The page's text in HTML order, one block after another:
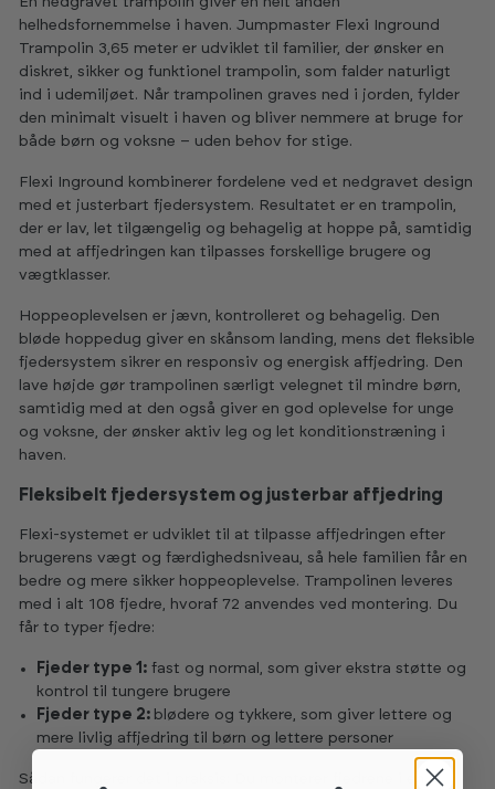
helhedsfornemmelse i haven. Jumpmaster Flexi Inground
Trampolin 3,65 meter er udviklet til familier, der ønsker en
diskret, sikker og funktionel trampolin, som falder naturligt
ind i udemiljøet. Når trampolinen graves ned i jorden, fylder
den minimalt visuelt i haven og bliver nemmere at bruge for
både børn og voksne – uden behov for stige.
Flexi Inground kombinerer fordelene ved et nedgravet design
med et justerbart fjedersystem. Resultatet er en trampolin,
der er lav, let tilgængelig og behagelig at hoppe på, samtidig
med at affjedringen kan tilpasses forskellige brugere og
vægtklasser.
Hoppeoplevelsen er jævn, kontrolleret og behagelig. Den
bløde hoppedug giver en skånsom landing, mens det fleksible
fjedersystem sikrer en responsiv og energisk affjedring. Den
lave højde gør trampolinen særligt velegnet til mindre børn,
samtidig med at den også giver en god oplevelse for unge
og voksne, der ønsker aktiv leg og let konditionstræning i
haven.
Fleksibelt fjedersystem og justerbar affjedring
Flexi-systemet er udviklet til at tilpasse affjedringen efter
brugerens vægt og færdighedsniveau, så hele familien får en
bedre og mere sikker hoppeoplevelse. Trampolinen leveres
med i alt 108 fjedre, hvoraf 72 anvendes ved montering. Du
får to typer fjedre:
Fjeder type 1: fast og normal, som giver ekstra støtte og
kontrol til tungere brugere
Fjeder type 2: blødere og tykkere, som giver lettere og
mere livlig affjedring til børn og lettere personer
Sådan fungerer det i praksis: Du monterer fjedrene i en